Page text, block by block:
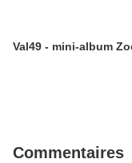
Val49 - mini-album
Commentaires